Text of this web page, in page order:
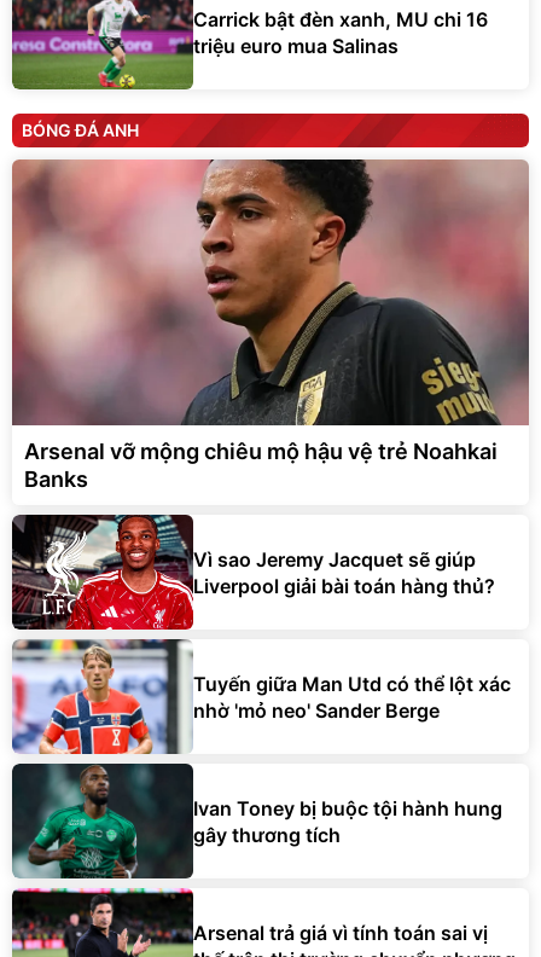
Carrick bật đèn xanh, MU chi 16
triệu euro mua Salinas
BÓNG ĐÁ ANH
Arsenal vỡ mộng chiêu mộ hậu vệ trẻ Noahkai
Banks
Vì sao Jeremy Jacquet sẽ giúp
Liverpool giải bài toán hàng thủ?
Tuyến giữa Man Utd có thể lột xác
nhờ 'mỏ neo' Sander Berge
Ivan Toney bị buộc tội hành hung
gây thương tích
Arsenal trả giá vì tính toán sai vị